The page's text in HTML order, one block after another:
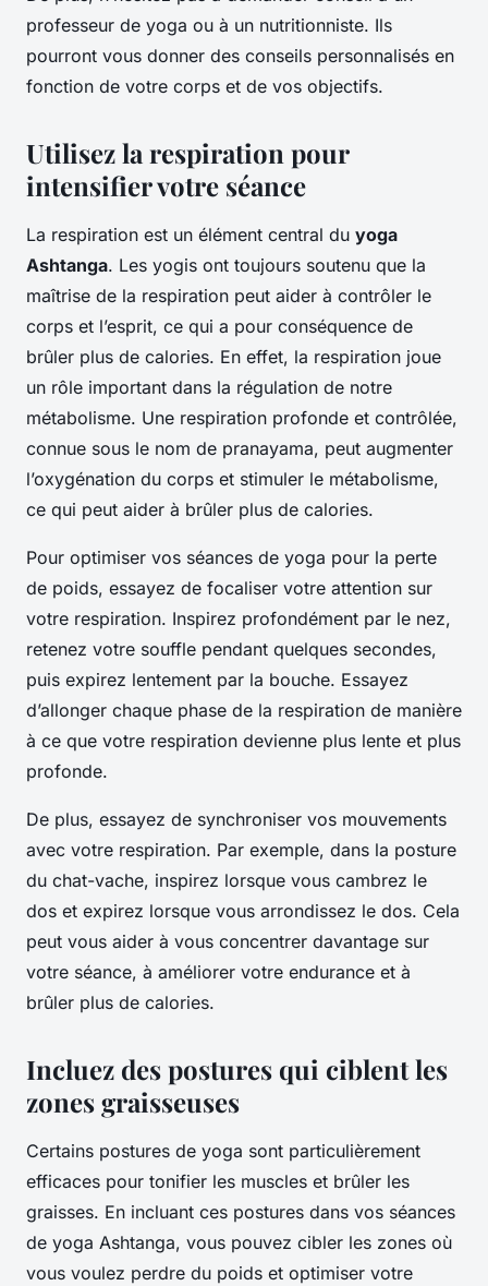
professeur de yoga ou à un nutritionniste. Ils
pourront vous donner des conseils personnalisés en
fonction de votre corps et de vos objectifs.
Utilisez la respiration pour
intensifier votre séance
La respiration est un élément central du yoga
Ashtanga. Les yogis ont toujours soutenu que la
maîtrise de la respiration peut aider à contrôler le
corps et l’esprit, ce qui a pour conséquence de
brûler plus de calories. En effet, la respiration joue
un rôle important dans la régulation de notre
métabolisme. Une respiration profonde et contrôlée,
connue sous le nom de pranayama, peut augmenter
l’oxygénation du corps et stimuler le métabolisme,
ce qui peut aider à brûler plus de calories.
Pour optimiser vos séances de yoga pour la perte
de poids, essayez de focaliser votre attention sur
votre respiration. Inspirez profondément par le nez,
retenez votre souffle pendant quelques secondes,
puis expirez lentement par la bouche. Essayez
d’allonger chaque phase de la respiration de manière
à ce que votre respiration devienne plus lente et plus
profonde.
De plus, essayez de synchroniser vos mouvements
avec votre respiration. Par exemple, dans la posture
du chat-vache, inspirez lorsque vous cambrez le
dos et expirez lorsque vous arrondissez le dos. Cela
peut vous aider à vous concentrer davantage sur
votre séance, à améliorer votre endurance et à
brûler plus de calories.
Incluez des postures qui ciblent les
zones graisseuses
Certains postures de yoga sont particulièrement
efficaces pour tonifier les muscles et brûler les
graisses. En incluant ces postures dans vos séances
de yoga Ashtanga, vous pouvez cibler les zones où
vous voulez perdre du poids et optimiser votre